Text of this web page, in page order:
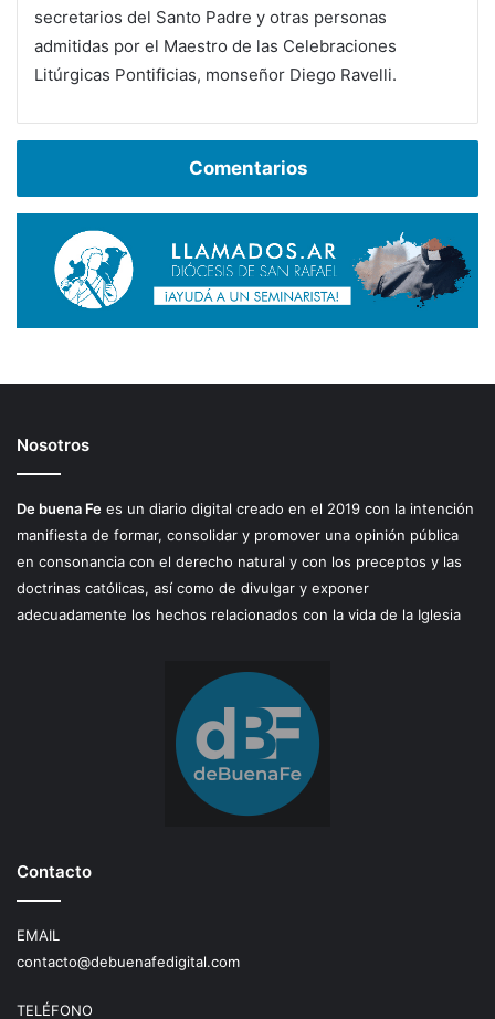
secretarios del Santo Padre y otras personas
admitidas por el Maestro de las Celebraciones
Litúrgicas Pontificias, monseñor Diego Ravelli.
Comentarios
Nosotros
De buena Fe es un diario digital creado en el 2019 con la intención
manifiesta de formar, consolidar y promover una opinión pública
en consonancia con el derecho natural y con los preceptos y las
doctrinas católicas, así como de divulgar y exponer
adecuadamente los hechos relacionados con la vida de la Iglesia
Contacto
EMAIL
contacto@debuenafedigital.com
TELÉFONO